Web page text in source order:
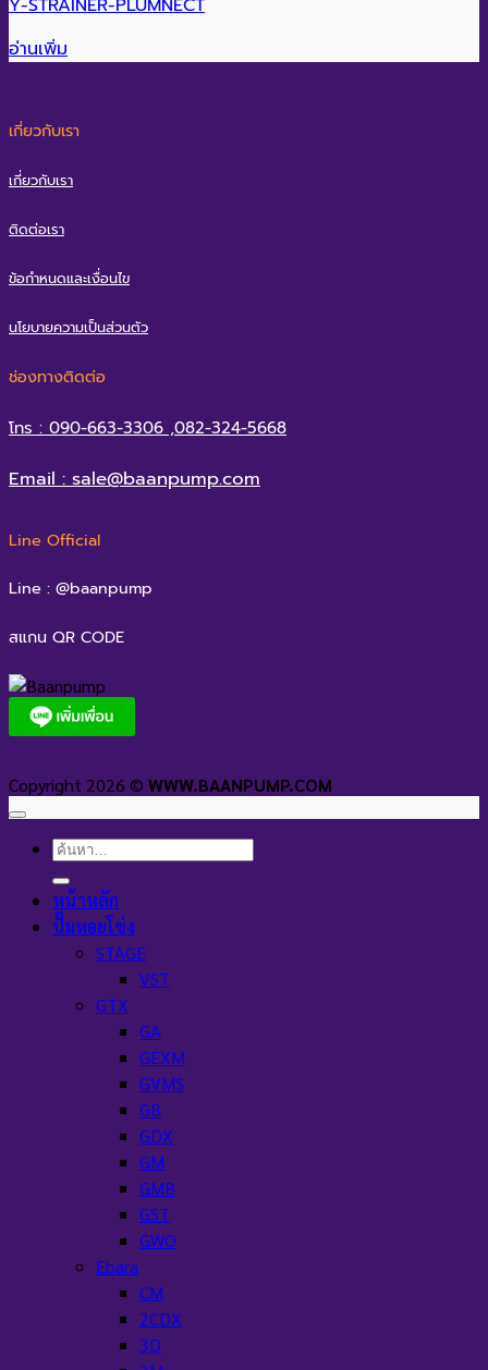
Y-STRAINER-PLUMNECT
อ่านเพิ่ม
เกี่ยวกับเรา
เกี่ยวกับเรา
ติดต่อเรา
ข้อกำหนดและเงื่อนไข
นโยบายความเป็นส่วนตัว
ช่องทางติดต่อ
โทร : 090-663-3306 ,082-324-5668
Email : sale@baanpump.com
Line Official
Line : @baanpump
สแกน QR CODE
Copyright 2026 © WWW.BAANPUMP.COM
ค้นหา:
หน้าหลัก
ปั๊มหอยโข่ง
STAGE
VST
GTX
GA
GEXM
GVMS
GB
GDX
GM
GMB
GST
GWO
Ebara
CM
2CDX
3D